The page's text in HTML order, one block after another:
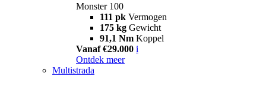
Monster 100
111 pk Vermogen
175 kg Gewicht
91,1 Nm Koppel
Vanaf €29.000 i
Ontdek meer
Multistrada